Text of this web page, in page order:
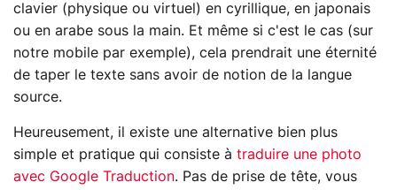
clavier (physique ou virtuel) en cyrillique, en japonais
ou en arabe sous la main. Et même si c'est le cas (sur
notre mobile par exemple), cela prendrait une éternité
de taper le texte sans avoir de notion de la langue
source.
Heureusement, il existe une alternative bien plus
simple et pratique qui consiste à traduire une photo
avec Google Traduction. Pas de prise de tête, vous